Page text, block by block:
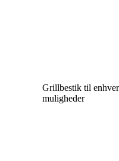
Grillbestik til
muligheder